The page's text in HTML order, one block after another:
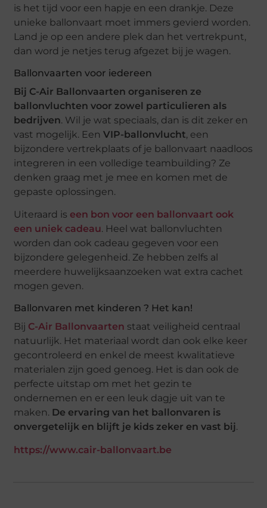
is het tijd voor een hapje en een drankje. Deze
unieke ballonvaart moet immers gevierd worden.
Land je op een andere plek dan het vertrekpunt,
dan word je netjes terug afgezet bij je wagen.
Ballonvaarten voor iedereen
Bij C-Air Ballonvaarten organiseren ze
ballonvluchten voor zowel particulieren als
bedrijven. Wil je wat speciaals, dan is dit zeker en
vast mogelijk. EenVIP-ballonvlucht, een
bijzondere vertrekplaats of je ballonvaart naadloos
integreren in een volledige teambuilding? Ze
denken graag met je mee en komen met de
gepaste oplossingen.
Uiteraard is een bon voor een ballonvaart ook
een uniek cadeau. Heel wat ballonvluchten
worden dan ook cadeau gegeven voor een
bijzondere gelegenheid. Ze hebben zelfs al
meerdere huwelijksaanzoeken wat extra cachet
mogen geven.
Ballonvaren met kinderen ? Het kan!
Bij C-Air Ballonvaarten staat veiligheid centraal
natuurlijk. Het materiaal wordt dan ook elke keer
gecontroleerd en enkel de meest kwalitatieve
materialen zijn goed genoeg. Het is dan ook de
perfecte uitstap om met het gezin te
ondernemen en er een leuk dagje uit van te
maken. De ervaring van het ballonvaren is
onvergetelijk en blijft je kids zeker en vast bij.
https://www.cair-ballonvaart.be